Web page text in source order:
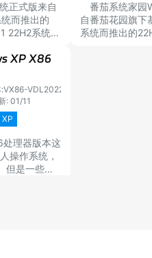
正式版来自
而推出的
22H2系统
果喜欢稳定
Win 11
番茄系统家园
自番茄花园旗下
系统而推出的
XP X86
:VX86-VDL2022
: 01/11
理器版本这
操作系统，
但是一些用